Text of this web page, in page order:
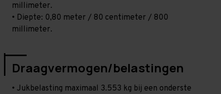
millimeter.
• Diepte: 0,80 meter / 80 centimeter / 800
millimeter.
Draagvermogen/belastingen
• Jukbelasting maximaal 3.553 kg bij een onderste